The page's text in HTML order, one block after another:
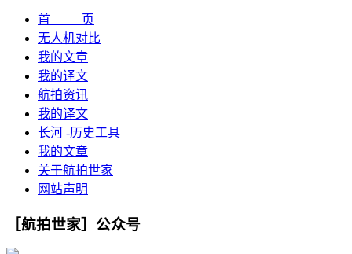
首 页
无人机对比
我的文章
我的译文
航拍资讯
我的译文
长河 -历史工具
我的文章
关于航拍世家
网站声明
［航拍世家］公众号